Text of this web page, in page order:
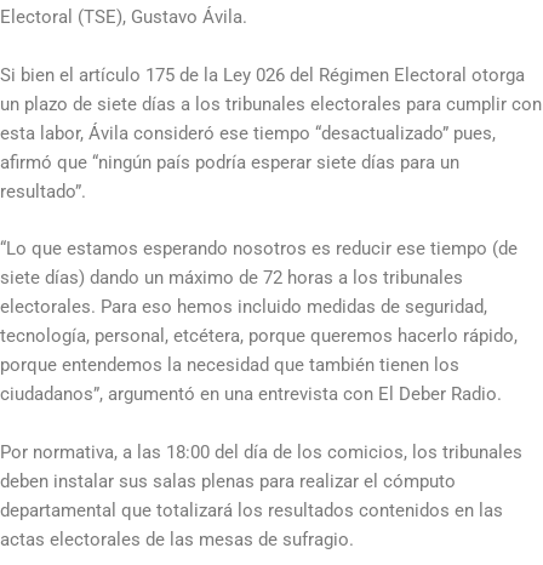
Electoral (TSE), Gustavo Ávila.
Si bien el artículo 175 de la Ley 026 del Régimen Electoral otorga
un plazo de siete días a los tribunales electorales para cumplir con
esta labor, Ávila consideró ese tiempo “desactualizado” pues,
afirmó que “ningún país podría esperar siete días para un
resultado”.
“Lo que estamos esperando nosotros es reducir ese tiempo (de
siete días) dando un máximo de 72 horas a los tribunales
electorales. Para eso hemos incluido medidas de seguridad,
tecnología, personal, etcétera, porque queremos hacerlo rápido,
porque entendemos la necesidad que también tienen los
ciudadanos”, argumentó en una entrevista con El Deber Radio.
Por normativa, a las 18:00 del día de los comicios, los tribunales
deben instalar sus salas plenas para realizar el cómputo
departamental que totalizará los resultados contenidos en las
actas electorales de las mesas de sufragio.